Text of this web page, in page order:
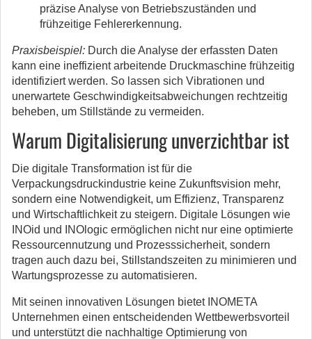
präzise Analyse von Betriebszuständen und
frühzeitige Fehlererkennung.
Praxisbeispiel: Durch die Analyse der erfassten Daten
kann eine ineffizient arbeitende Druckmaschine frühzeitig
identifiziert werden. So lassen sich Vibrationen und
unerwartete Geschwindigkeitsabweichungen rechtzeitig
beheben, um Stillstände zu vermeiden.
Warum Digitalisierung unverzichtbar ist
Die digitale Transformation ist für die
Verpackungsdruckindustrie keine Zukunftsvision mehr,
sondern eine Notwendigkeit, um Effizienz, Transparenz
und Wirtschaftlichkeit zu steigern. Digitale Lösungen wie
INOid und INOlogic ermöglichen nicht nur eine optimierte
Ressourcennutzung und Prozesssicherheit, sondern
tragen auch dazu bei, Stillstandszeiten zu minimieren und
Wartungsprozesse zu automatisieren.
Mit seinen innovativen Lösungen bietet INOMETA
Unternehmen einen entscheidenden Wettbewerbsvorteil
und unterstützt die nachhaltige Optimierung von